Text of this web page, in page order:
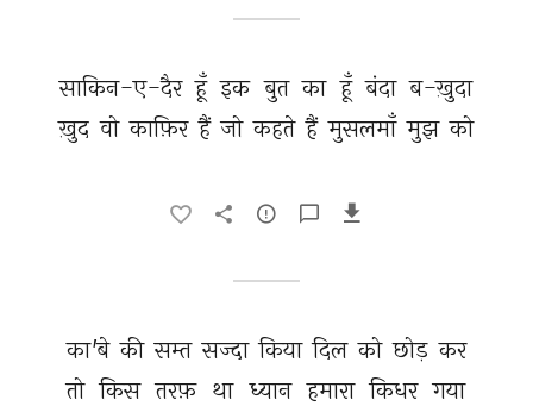
साकिन-ए-दैर हूँ इक बुत का हूँ बंदा ब-ख़ुदा
ख़ुद वो काफ़िर हैं जो कहते हैं मुसलमाँ मुझ को
का'बे की सम्त सज्दा किया दिल को छोड़ कर
तो किस तरफ़ था ध्यान हमारा किधर गया